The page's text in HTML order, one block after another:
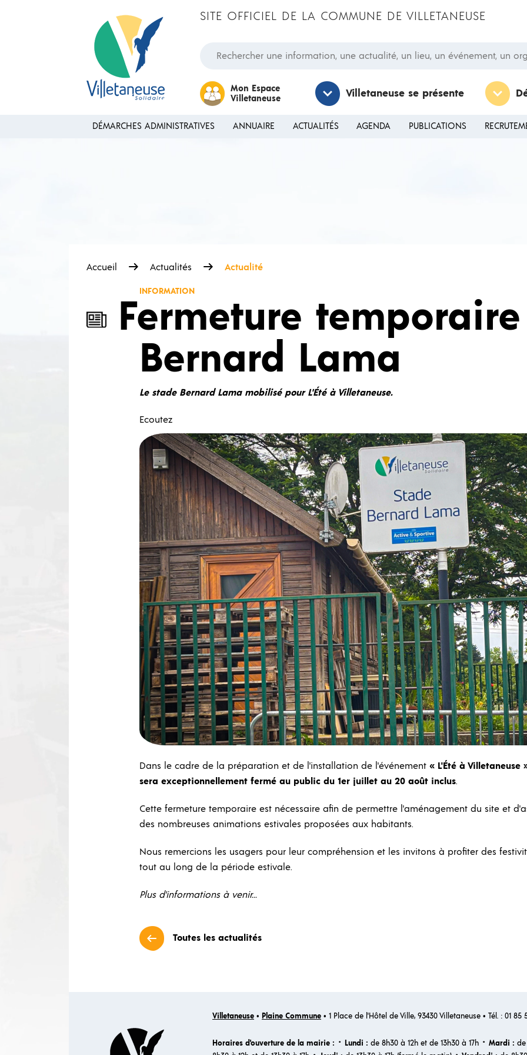
SITE OFFICIEL DE LA COMMUNE DE VILLETANEUSE
Rechercher une information, une actualité, un lieu, un événement, un
Mon Espace
Villetaneuse
Villetaneuse se présente
DÉMARCHES ADMINISTRATIVES ANNUAIRE ACTUALITÉS AGENDA PUBLICATIONS
Accueil Actualités Actualité
INFORMATION
Fermeture
Bernard Lama
Le stade Bernard Lama mobilisé pour L'Été à Villetaneuse.
Ecoutez
Dans le cadre de la préparation et de l'installation de l'événement « L'Été à Villetaneuse
sera exceptionnellement fermé au public du 1er juillet au 20 août inclus.
Cette fermeture temporaire est nécessaire afin de permettre l'aménagement du site et
des nombreuses animations estivales proposées aux habitants.
Nous remercions les usagers pour leur compréhension et les invitons à profiter des
tout au long de la période estivale.
Plus d'informations à venir...
Toutes les actualités
Villetaneuse • Plaine Commune • 1 Place de l'Hôtel de Ville, 93430 Villetaneuse • Tél. : 01 85
Horaires d'ouverture de la mairie : · Lundi : de 8h30 à 12h et de 13h30 à 17h · Mardi : de